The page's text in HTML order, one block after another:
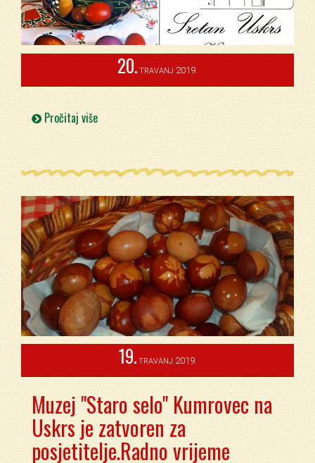
20. TRAVANJ 2019.
Pročitaj više
19. TRAVANJ 2019.
Muzej "Staro selo" Kumrovec na
Uskrs je zatvoren za
posjetitelje.Radno vrijeme